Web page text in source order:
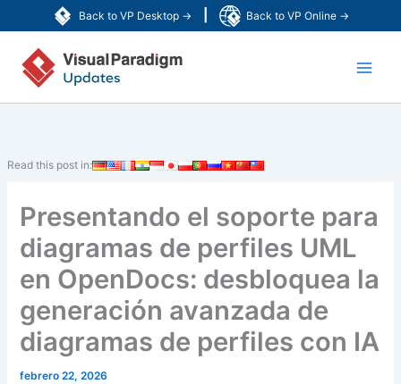
Back to VP Desktop → Back to VP Online →
al
contenido
Read this post in:
Presentando el soporte para
diagramas de perfiles UML
en OpenDocs: desbloquea la
generación avanzada de
diagramas de perfiles con IA
febrero 22, 2026